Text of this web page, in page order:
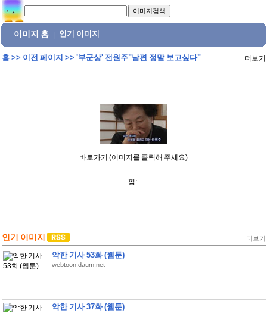
이미지 홈 인기 이미지
홈>> 이전 페이지 >> '부군상' 전원주"남편 정말 보고싶다" 더보기
바로가기 (이미지를 클릭해 주세요)
펌:
인기 이미지 더보기
악한 기사 53화 (웹툰)
webtoon.daum.net
악한 기사 37화 (웹툰)